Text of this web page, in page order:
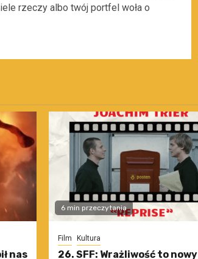
rzeczy albo twój portfel woła o
nas
6 min przeczytania
Film Kultura
26. SFF: Wrażliwość to nowy